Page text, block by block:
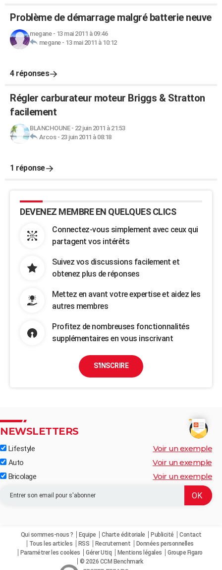
Problème de démarrage malgré batterie neuve
megane- 13 mai 2011 à 09:46
megane- 13 mai 2011 à 10:12
4 réponses
Régler carburateur moteur Briggs & Stratton
facilement
BLANCHOUNE- 22 juin 2011 à 21:53
Arcos- 23 juin 2011 à 08:18
1 réponse
DEVENEZ MEMBRE EN QUELQUES CLICS
Connectez-vous simplement avec ceux qui
partagent vos intérêts
Suivez vos discussions facilement et
obtenez plus de réponses
Mettez en avant votre expertise et aidez les
autres membres
Profitez de nombreuses fonctionnalités
supplémentaires en vous inscrivant
S'INSCRIRE
NEWSLETTERS
Lifestyle Voir un exemple
Auto Voir un exemple
Bricolage Voir un exemple
Qui sommes-nous ? Equipe Charte éditoriale Publicité
Contact
Tous les articles
RSS Recrutement
Données personnelles
Paramétrer les cookies
Gérer Utiq Mentions légales
Groupe Figaro
© 2026 CCM Benchmark